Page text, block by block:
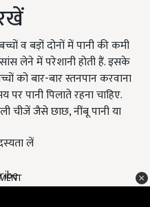
लें
व बड़ों दोनों में पानी की कमी
लेने में परेशानी होती हैं. इसके
को बार-बार स्तनपान करवाना
पानी पिलाते रहना चाहिए.
चीजें जैसे छाछ, नींबू पानी या